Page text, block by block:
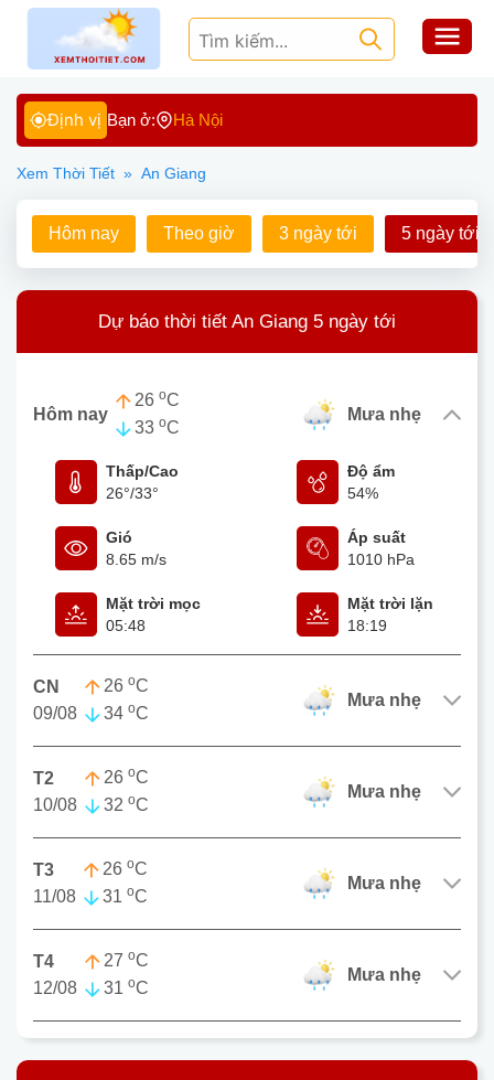
Định vị Bạn ở: Hà Nội
Xem Thời Tiết » An Giang
Hôm nay Theo giờ 3 ngày tới 5 ngày tới
Dự báo thời tiết An Giang 5 ngày tới
Hôm nay
26 oC
33 oC
mưa nhẹ
Thấp/Cao
26°/33°
Độ ẩm
54%
Gió
8.65 m/s
Áp suất
1010 hPa
Mặt trời mọc
05:48
Mặt trời lặn
18:19
CN
09/08
26 oC
34 oC
mưa nhẹ
T2
10/08
26 oC
32 oC
mưa nhẹ
T3
11/08
26 oC
31 oC
mưa nhẹ
T4
12/08
27 oC
31 oC
mưa nhẹ